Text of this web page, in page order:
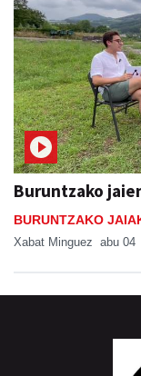
Buruntzako
BURUNTZAKO
Xabat Minguez abu 04